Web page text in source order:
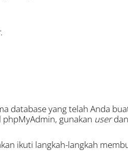
.
database yang telah Anda
gunakan userdan
ikuti langkah-langkah